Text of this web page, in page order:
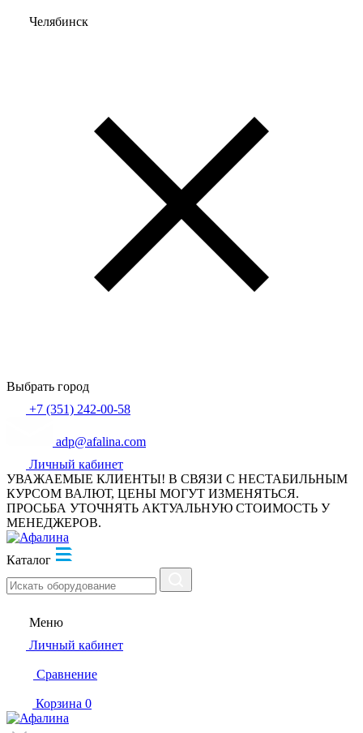
Челябинск
Выбрать город
+7 (351) 242-00-58
adp@afalina.com
Личный кабинет
УВАЖАЕМЫЕ КЛИЕНТЫ! В СВЯЗИ С НЕСТАБИЛЬНЫМ
КУРСОМ ВАЛЮТ, ЦЕНЫ МОГУТ ИЗМЕНЯТЬСЯ.
ПРОСЬБА УТОЧНЯТЬ АКТУАЛЬНУЮ СТОИМОСТЬ У
МЕНЕДЖЕРОВ.
Каталог
Меню
Личный кабинет
Сравнение
Корзина 0